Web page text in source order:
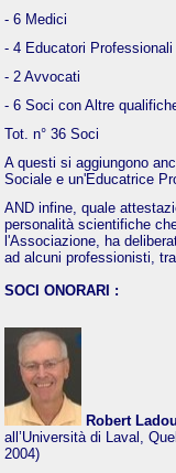
- 6 Medici
- 4 Educatori Professionali
- 2 Avvocati
- 6 Soci con Altre
Tot. n° 36 Soci
A questi si aggiungono
Sociale e un'Educatrice
AND infine, quale
personalità scientifiche
l'Associazione, ha
ad alcuni professionisti,
SOCI ONORARI :
Robert
all’Università di Laval,
2004)